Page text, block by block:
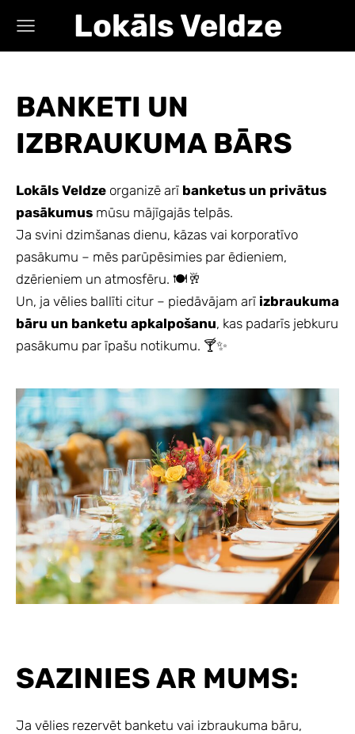
Lokāls Veldze
BANKETI UN
IZBRAUKUMA BĀRS
Lokāls Veldze organizē arī banketus un privātus
pasākumus mūsu mājīgajās telpās.
Ja svini dzimšanas dienu, kāzas vai korporatīvo
pasākumu – mēs parūpēsimies par ēdieniem,
dzērieniem un atmosfēru. 🍽🥂
Un, ja vēlies ballīti citur – piedāvājam arī izbraukuma
bāru un banketu apkalpošanu, kas padarīs jebkuru
pasākumu par īpašu notikumu. 🍸✨
SAZINIES AR MUMS:
Ja vēlies rezervēt banketu vai izbraukuma bāru,